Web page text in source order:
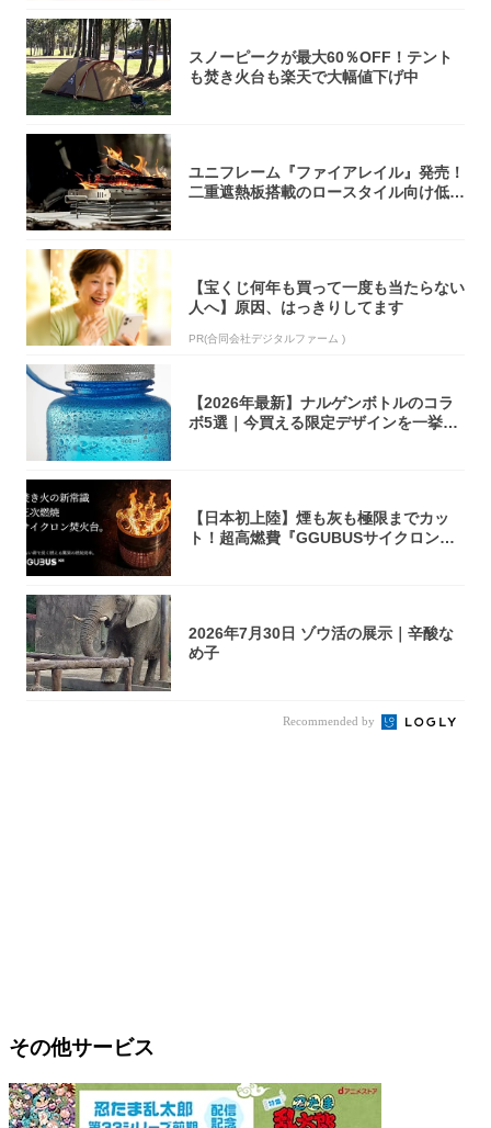
スノーピークが最大60％OFF！テント
も焚き火台も楽天で大幅値下げ中
ユニフレーム『ファイアレイル』発売！
二重遮熱板搭載のロースタイル向け低型
【宝くじ何年も買って一度も当たらない
人へ】原因、はっきりしてます
PR(合同会社デジタルファーム )
【2026年最新】ナルゲンボトルのコラ
ボ5選｜今買える限定デザインを一挙紹
【日本初上陸】煙も灰も極限までカッ
ト！超高燃費『GGUBUSサイクロン焚
2026年7月30日 ゾウ活の展示｜辛酸な
め子
Recommended by
その他サービス